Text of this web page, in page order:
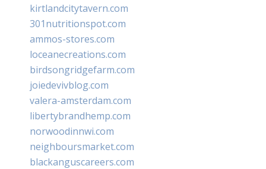
kirtlandcitytavern.com
301nutritionspot.com
ammos-stores.com
loceanecreations.com
birdsongridgefarm.com
joiedevivblog.com
valera-amsterdam.com
libertybrandhemp.com
norwoodinnwi.com
neighboursmarket.com
blackanguscareers.com